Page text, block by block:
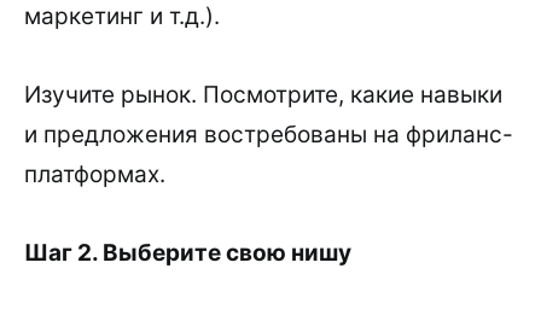
маркетинг и т.д.).
Изучите рынок. Посмотрите, какие навыки
и предложения востребованы на фриланс-
платформах.
Шаг 2. Выберите свою нишу